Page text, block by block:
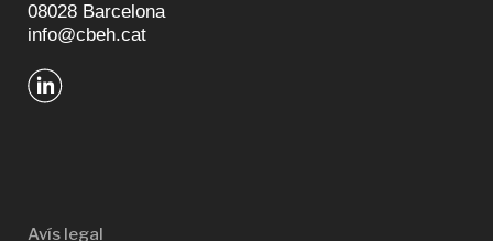
08028 Barcelona
info@cbeh.cat
Avís legal